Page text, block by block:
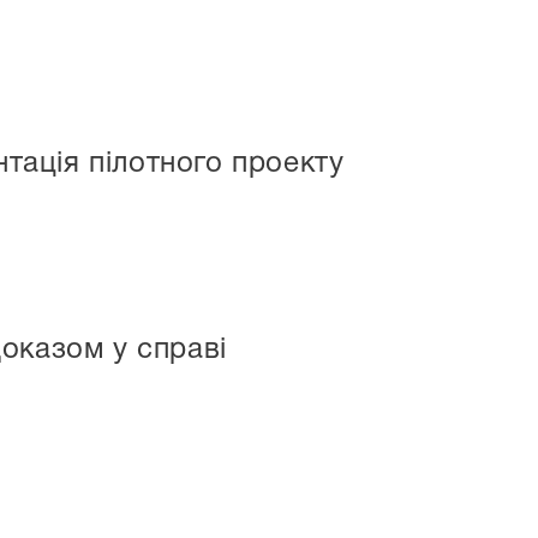
пілотного проекту
у справі